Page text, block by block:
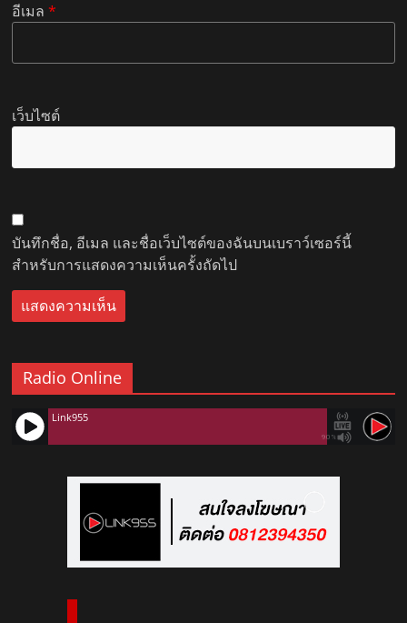
อีเมล*
เว็บไซต์
บันทึกชื่อ, อีเมล และชื่อเว็บไซต์ของฉันบนเบราว์เซอร์นี้
สำหรับการแสดงความเห็นครั้งถัดไป
Radio Online
90%
Link955